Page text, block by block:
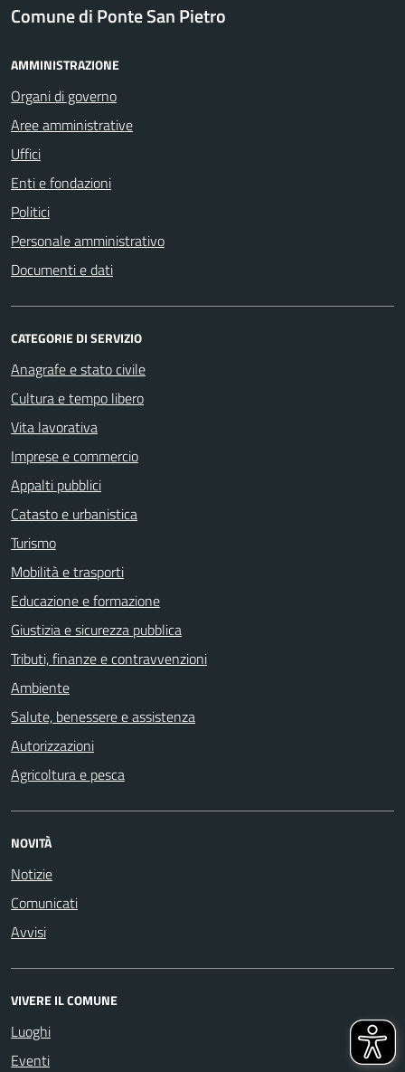
Comune di Ponte San Pietro
AMMINISTRAZIONE
Organi di governo
Aree amministrative
Uffici
Enti e fondazioni
Politici
Personale amministrativo
Documenti e dati
CATEGORIE DI SERVIZIO
Anagrafe e stato civile
Cultura e tempo libero
Vita lavorativa
Imprese e commercio
Appalti pubblici
Catasto e urbanistica
Turismo
Mobilità e trasporti
Educazione e formazione
Giustizia e sicurezza pubblica
Tributi, finanze e contravvenzioni
Ambiente
Salute, benessere e assistenza
Autorizzazioni
Agricoltura e pesca
NOVITÀ
Notizie
Comunicati
Avvisi
VIVERE IL COMUNE
Luoghi
Eventi